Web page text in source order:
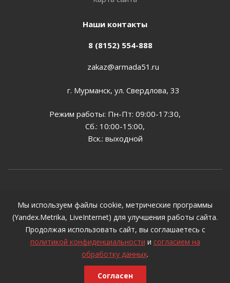
Наши контакты
8 (8152) 554-888
zakaz@armada51.ru
г. Мурманск, ул. Свердлова, 33
Режим работы: Пн-Пт: 09:00-17:30,
Сб.: 10:00-15:00,
Вск.: выходной
для ознакомления и не могут являться публичной
офертой, определяемой положениями ст. 437 ГК РФ
Мы используем файлы cookie, метрические программы
(Yandex.Metrika, LiveInternet) для улучшения работы сайта.
Продолжая использовать сайт, вы соглашаетесь с
политикой конфиденциальности и согласием на
обработку данных.
Согласен